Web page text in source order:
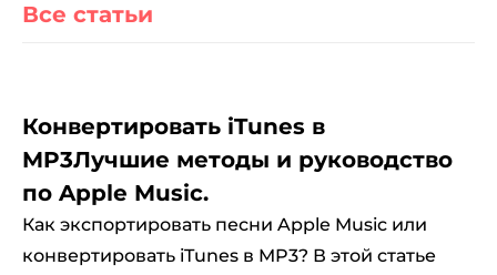
Все статьи
Конвертировать iTunes в
MP3Лучшие методы и руководство
по Apple Music.
Как экспортировать песни Apple Music или
конвертировать iTunes в MP3? В этой статье